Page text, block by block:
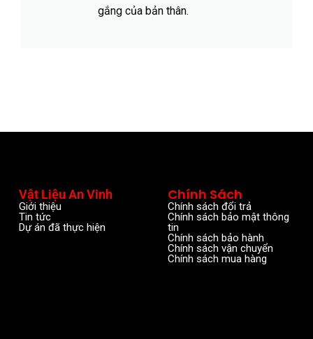
gắng của bản thân.
Vật Liệu An Vinh
Giới thiệu
Tin tức
Dự án đã thực hiện
Chính Sách
Chính sách đổi trả
Chính sách bảo mật thông
tin
Chính sách bảo hành
Chính sách vận chuyển
Chính sách mua hàng